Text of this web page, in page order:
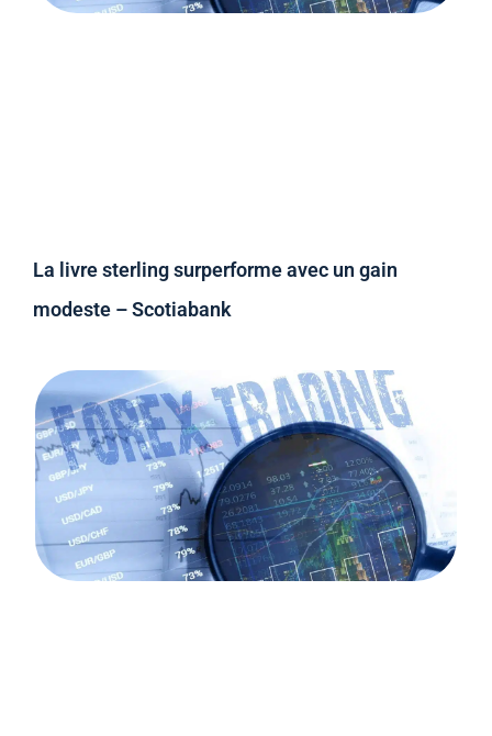
La livre sterling surperforme avec un gain
modeste – Scotiabank